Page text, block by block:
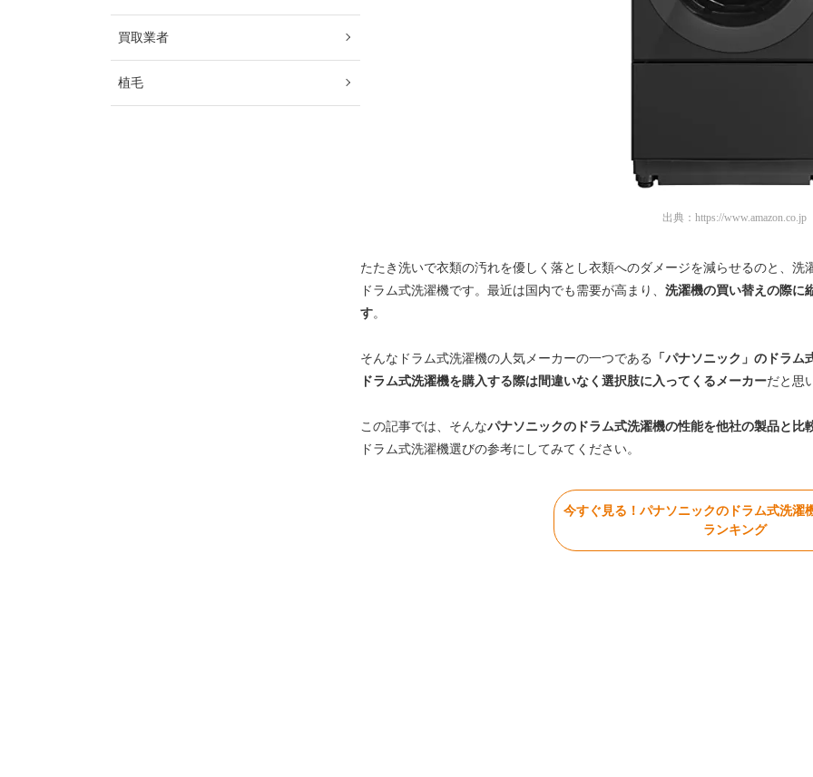
出典： https://www.amazon.co.jp
たたき洗いで衣類の汚れを優しく落とし衣類へのダメージを減らせるのと、
ドラム式洗濯機です。最近は国内でも需要が高まり、 洗濯機の買い替えの際に
す。
そんなドラム式洗濯機の人気メーカーの一つである
「パナソニック」のドラム
ドラム式洗濯機を購入する際は間違いなく選択肢に入ってくるメーカーだと思
この記事では、そんなパナソニックのドラム式洗濯機の性能を他社の製品と比
ドラム式洗濯機選びの参考にしてみてください。
今すぐ見る！パナソニックのドラム式洗濯
ランキング
買取業者
植毛